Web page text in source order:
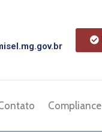
Compliance